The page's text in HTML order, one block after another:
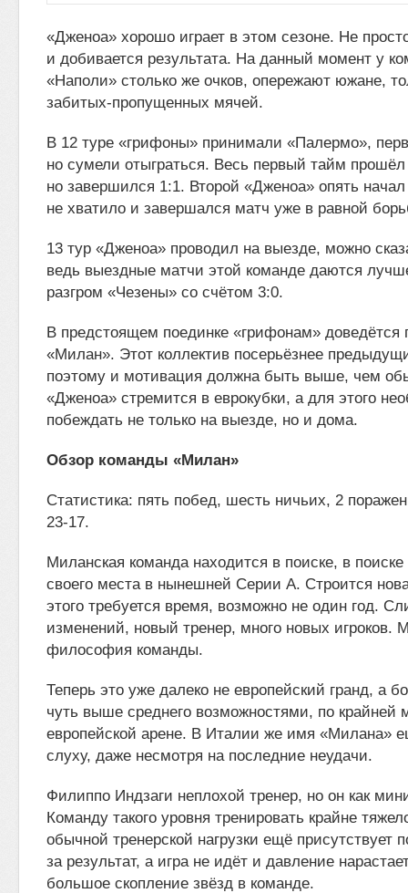
«Дженоа» хорошо играет в этом сезоне. Не
и добивается результата. На данный момент у
«Наполи» столько же очков, опережают южане,
забитых-пропущенных мячей.
В 12 туре «грифоны» принимали «Палермо»,
но сумели отыграться. Весь первый тайм прошёл
но завершился 1:1. Второй «Дженоа» опять
не хватило и завершался матч уже в равной
13 тур «Дженоа» проводил на выезде, можно
ведь выездные матчи этой команде даются
разгром «Чезены» со счётом 3:0.
В предстоящем поединке «грифонам» доведётся
«Милан». Этот коллектив посерьёзнее
поэтому и мотивация должна быть выше, чем
«Дженоа» стремится в еврокубки, а для этого
побеждать не только на выезде, но и дома.
Обзор команды «Милан»
Статистика: пять побед, шесть ничьих, 2
23-17.
Миланская команда находится в поиске, в
своего места в нынешней Серии А. Строится
этого требуется время, возможно не один год.
изменений, новый тренер, много новых игроков.
философия команды.
Теперь это уже далеко не европейский гранд, а
чуть выше среднего возможностями, по крайней
европейской арене. В Италии же имя «Милана»
слуху, даже несмотря на последние неудачи.
Филиппо Индзаги неплохой тренер, но он как
Команду такого уровня тренировать крайне
обычной тренерской нагрузки ещё присутствует
за результат, а игра не идёт и давление
большое скопление звёзд в команде.